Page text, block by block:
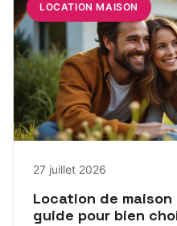
LOCATION MAISON
27 juillet 2026
Location de
guide pour bien